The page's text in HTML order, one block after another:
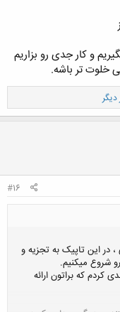
و کار جدی رو بزاریم
خلوت تر باشه.
#16
در این تاپیک به تجزیه و
شروع میکنیم.
کردم که براتون ارائه